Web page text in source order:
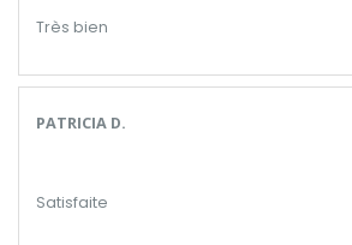
Très bien
PATRICIA D.
Satisfaite